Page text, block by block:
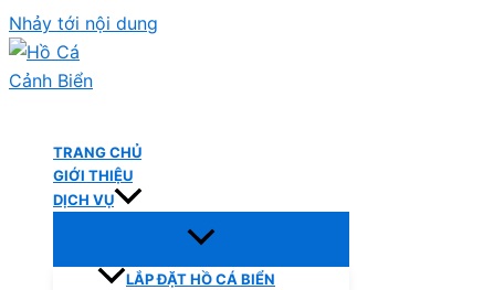
Nhảy tới nội dung
TRANG CHỦ
GIỚI THIỆU
DỊCH VỤ
LẮP ĐẶT HỒ CÁ BIỂN